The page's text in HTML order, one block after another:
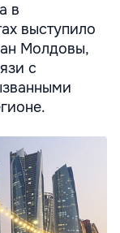
в
выступило
Молдовы,
с